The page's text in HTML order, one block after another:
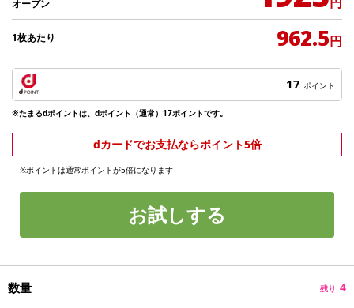
オープン
1枚あたり 962.5円
17 ポイント
※たまるdポイントは、dポイント（通常）17ポイントです。
dカードでお支払ならポイント5倍
※ポイントは通常ポイントが5倍になります
お試しする
数量 残り 4